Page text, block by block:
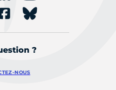
?
NOUS